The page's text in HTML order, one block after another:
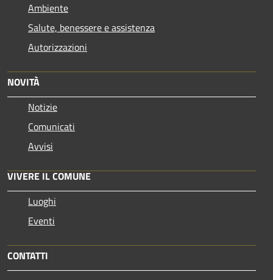
Ambiente
Salute, benessere e assistenza
Autorizzazioni
NOVITÀ
Notizie
Comunicati
Avvisi
VIVERE IL COMUNE
Luoghi
Eventi
CONTATTI